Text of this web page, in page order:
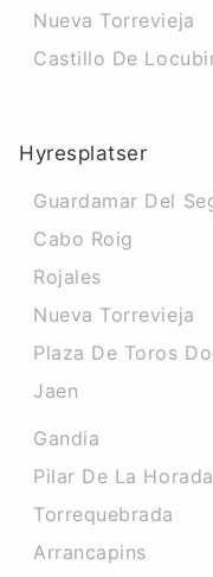
Nueva Torrevieja
Castillo De
Hyresplatser
Guardamar Del
Cabo Roig
Rojales
Nueva Torrevieja
Plaza De Toros
Jaen
Gandia
Pilar De La
Torrequebrada
Arrancapins